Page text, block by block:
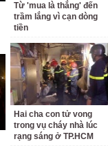
Từ 'mua là thắng' đến
trầm lắng vì cạn dòng
tiền
Hai cha con tử vong
trong vụ cháy nhà lúc
rạng sáng ở TP.HCM